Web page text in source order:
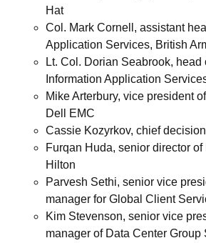
Hat
Col. Mark Cornell, assistant
Application Services, British
Lt. Col. Dorian Seabrook, head
Information Application
Mike Arterbury, vice president
Dell EMC
Cassie Kozyrkov, chief
Furqan Huda, senior director
Hilton
Parvesh Sethi, senior vice
manager for Global Client
Kim Stevenson, senior vice
manager of Data Center Group